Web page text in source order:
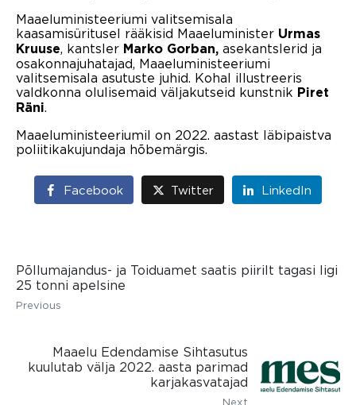
Maaeluministeeriumi valitsemisala
kaasamisüritusel rääkisid Maaeluminister Urmas
Kruuse, kantsler Marko Gorban, asekantslerid ja
osakonnajuhatajad, Maaeluministeeriumi
valitsemisala asutuste juhid. Kohal illustreeris
valdkonna olulisemaid väljakutseid kunstnik Piret
Räni.
Maaeluministeeriumil on 2022. aastast läbipaistva
poliitikakujundaja hõbemärgis.
Facebook Twitter LinkedIn
Põllumajandus- ja Toiduamet saatis piirilt tagasi ligi
25 tonni apelsine
Previous
Maaelu Edendamise Sihtasutus
kuulutab välja 2022. aasta parimad
karjakasvatajad
Next